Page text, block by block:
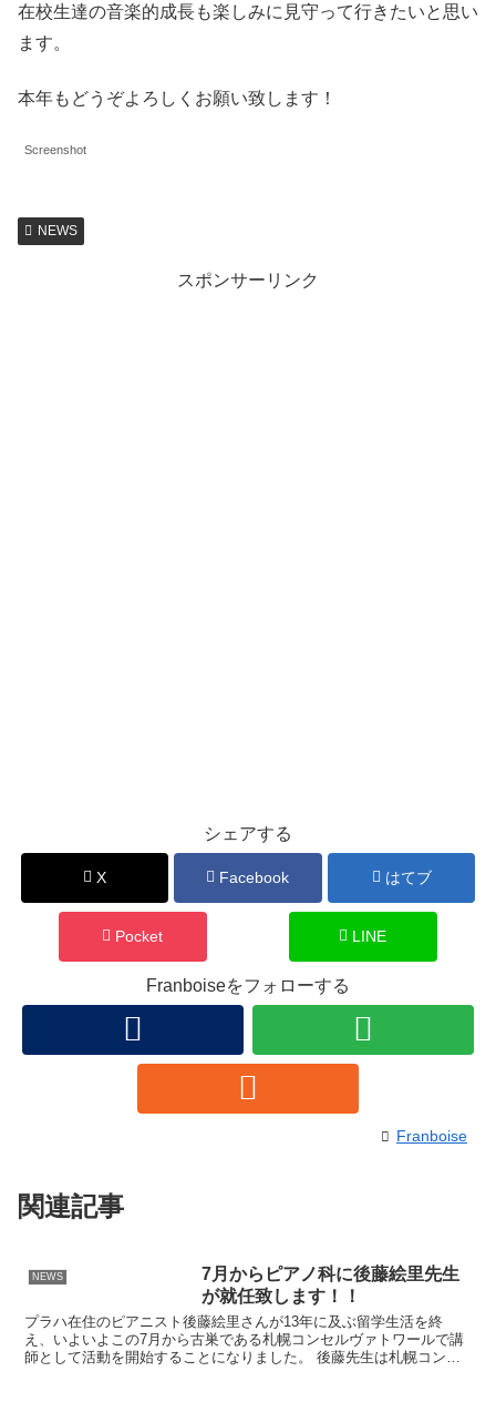
在校生達の音楽的成長も楽しみに見守って行きたいと思い
ます。
本年もどうぞよろしくお願い致します！
Screenshot
NEWS
スポンサーリンク
シェアする
X Facebook はてブ
Pocket LINE
Franboiseをフォローする
Franboise
関連記事
NEWS
7月からピアノ科に後藤絵里先生
が就任致します！！
プラハ在住のピアニスト後藤絵里さんが13年に及ぶ留学生活を終
え、いよいよこの7月から古巣である札幌コンセルヴァトワールで講
師として活動を開始することになりました。 後藤先生は札幌コンセ